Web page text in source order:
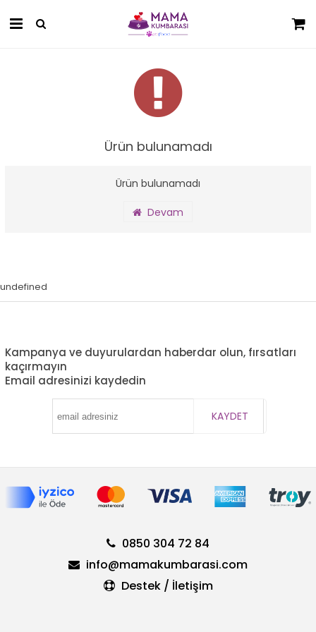
Ürün bulunamadı
Ürün bulunamadı
Devam
undefined
Kampanya ve duyurulardan haberdar olun, fırsatları
kaçırmayın
Email adresinizi kaydedin
KAYDET
0850 304 72 84
info@mamakumbarasi.com
Destek / İletişim